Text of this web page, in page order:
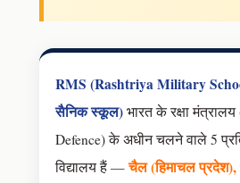
RMS (Rashtriya Military
सैनिक स्कूल) भारत के रक्षा
Defence) के अधीन चलने वाले 5
विद्यालय हैं —चैल (हिमाचल